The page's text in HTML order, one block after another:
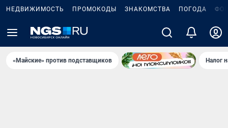
НЕДВИЖИМОСТЬ ПРОМОКОДЫ ЗНАКОМСТВА ПОГОДА
«Майские» против подставщиков Налог